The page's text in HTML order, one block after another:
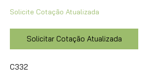
Solicite Cotação Atualizada
Solicitar Cotação Atualizada
C332